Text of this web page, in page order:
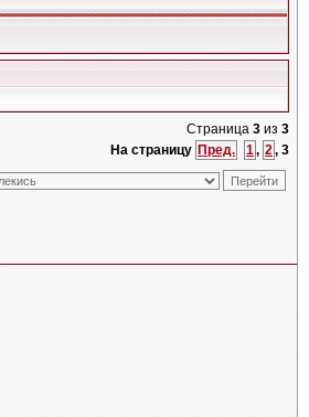
Страница 3 из 3
На страницу Пред. 1, 2, 3